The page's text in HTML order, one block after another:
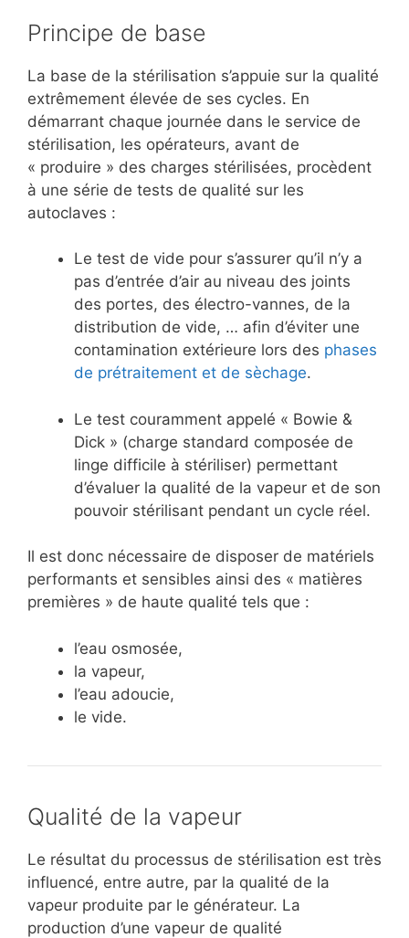
Principe de base
La base de la stérilisation s’appuie sur la qualité
extrêmement élevée de ses cycles. En
démarrant chaque journée dans le service de
stérilisation, les opérateurs, avant de
« produire » des charges stérilisées, procèdent
à une série de tests de qualité sur les
autoclaves :
Le test de vide pour s’assurer qu’il n’y a
pas d’entrée d’air au niveau des joints
des portes, des électro-vannes, de la
distribution de vide, … afin d’éviter une
contamination extérieure lors des phases
de prétraitement et de sèchage.
Le test couramment appelé « Bowie &
Dick » (charge standard composée de
linge difficile à stériliser) permettant
d’évaluer la qualité de la vapeur et de son
pouvoir stérilisant pendant un cycle réel.
Il est donc nécessaire de disposer de matériels
performants et sensibles ainsi des « matières
premières » de haute qualité tels que :
l’eau osmosée,
la vapeur,
l’eau adoucie,
le vide.
Qualité de la vapeur
Le résultat du processus de stérilisation est très
influencé, entre autre, par la qualité de la
vapeur produite par le générateur. La
production d’une vapeur de qualité